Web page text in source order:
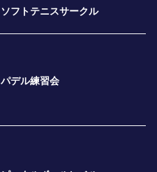
ソフトテニスサークル
パデル練習会